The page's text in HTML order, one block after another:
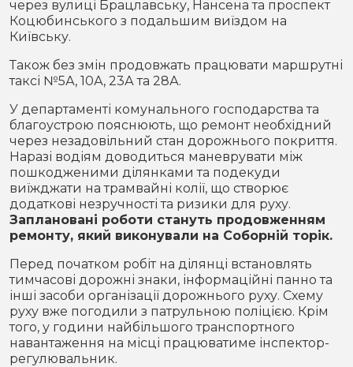
через вулиці Брацлавську, Нансена та проспект
Коцюбинського з подальшим виїздом на
Київську.
Також без змін продовжать працювати маршрутні
таксі №5А, 10А, 23А та 28А.
У департаменті комунального господарства та
благоустрою пояснюють, що ремонт необхідний
через незадовільний стан дорожнього покриття.
Наразі водіям доводиться маневрувати між
пошкодженими ділянками та подекуди
виїжджати на трамвайні колії, що створює
додаткові незручності та ризики для руху.
Заплановані роботи стануть продовженням
ремонту, який виконували на Соборній торік.
Перед початком робіт на ділянці встановлять
тимчасові дорожні знаки, інформаційні панно та
інші засоби організації дорожнього руху. Схему
руху вже погодили з патрульною поліцією. Крім
того, у години найбільшого транспортного
навантаження на місці працюватиме інспектор-
регулювальник.